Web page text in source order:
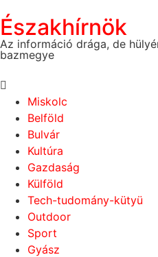
Északhírnök
Az információ drága, de
bazmegye
Miskolc
Belföld
Bulvár
Kultúra
Gazdaság
Külföld
Tech-tudomány-kütyü
Outdoor
Sport
Gyász